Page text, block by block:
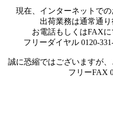
現在、インターネットでの
出荷業務は通常通
お電話もしくはFAXに
フリーダイヤル 0120-
誠に恐縮ではございますが
フリーFAX